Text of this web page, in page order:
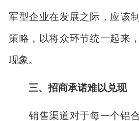
军型企业在发展之际，应该
策略，以将众环节统一起来
现象。
三、招商承诺难以兑现
销售渠道对于每一个铝合